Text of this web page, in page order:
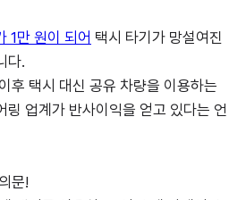
1만 원이 되어 택시 타기가 망설여진
다.
후 택시 대신 공유 차량을 이용하는
링 업계가 반사이익을 얻고 있다는 언
문!